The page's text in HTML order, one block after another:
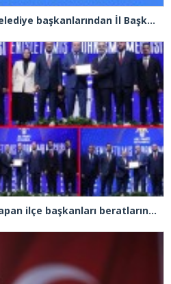
AK Parti’ye katılan ilçe belediye başkanlarından İl Başkanı Özdemir’e ziyaret
İstanbul’da en çok üye yapan ilçe başkanları beratlarını Cumhurbaşkanı Erdoğan’ın elinden aldı